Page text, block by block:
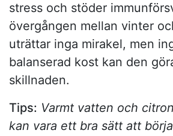
stress och stöder
övergången mellan vinter
uträttar inga mirakel, men
balanserad kost kan den
skillnaden.
Tips: Varmt vatten och
kan vara ett bra sätt att